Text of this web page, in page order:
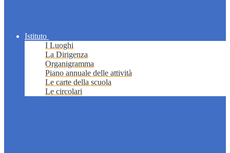
Istituto
I Luoghi
La Dirigenza
Organigramma
Piano annuale delle attività
Le carte della scuola
Le circolari